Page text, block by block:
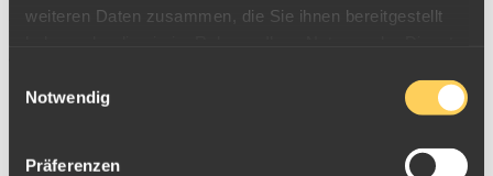
weiteren Daten zusammen, die Sie ihnen bereitgestellt
Notwendig
Präferenzen
Eine sternförmige Goldmünze ist deshalb für die Cookinseln sehr
Seesternarten beheimatet.